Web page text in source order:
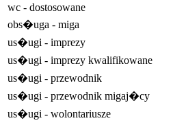
wc - dostosowane
obs�uga - miga
us�ugi - imprezy
us�ugi - imprezy kwalifikowane
us�ugi - przewodnik
us�ugi - przewodnik migaj�cy
us�ugi - wolontariusze